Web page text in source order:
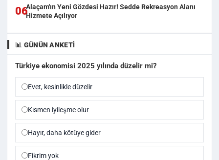
06Alaçam'ın Yeni Gözdesi Hazır! Sedde Rekreasyon Alanı
Hizmete Açılıyor
📊 GÜNÜN ANKETI
Türkiye ekonomisi 2025 yılında düzelir mi?
Evet, kesinlikle düzelir
Kısmen iyileşme olur
Hayır, daha kötüye gider
Fikrim yok